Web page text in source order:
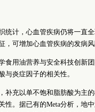
统计，心血管疾病仍将一直
，可增加心血管疾病的发病风
食用油营养与安全科技创新
与炎症因子的相关性。
补充以单不饱和脂肪酸为主
性。据已有的Meta分析，地